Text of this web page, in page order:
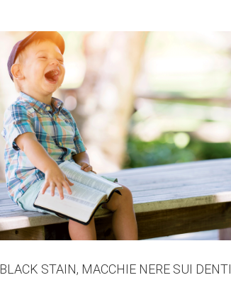
BLACK STAIN, MACCHIE NERE SUI DENTI